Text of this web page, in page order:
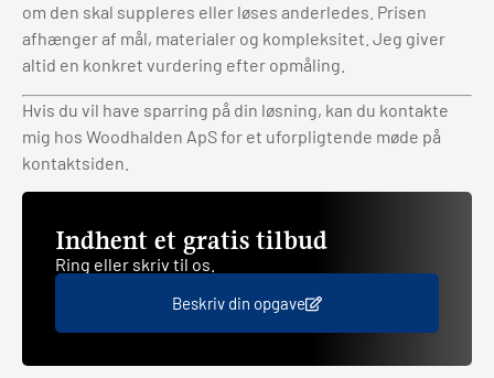
om den skal suppleres eller løses anderledes. Prisen
afhænger af mål, materialer og kompleksitet. Jeg giver
altid en konkret vurdering efter opmåling.
Hvis du vil have sparring på din løsning, kan du kontakte
mig hos Woodhalden ApS for et uforpligtende møde på
kontaktsiden.
Indhent et gratis tilbud
Ring eller skriv til os.
Beskriv din opgave